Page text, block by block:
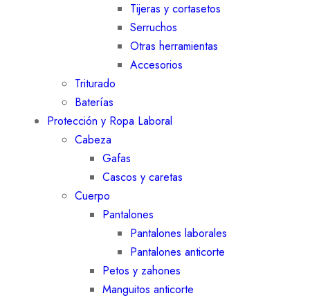
Tijeras y cortasetos
Serruchos
Otras herramientas
Accesorios
Triturado
Baterías
Protección y Ropa Laboral
Cabeza
Gafas
Cascos y caretas
Cuerpo
Pantalones
Pantalones laborales
Pantalones anticorte
Petos y zahones
Manguitos anticorte